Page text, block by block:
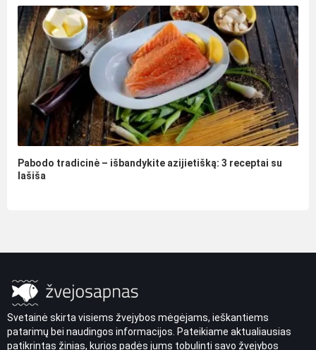
Pabodo tradicinė – išbandykite azijietišką: 3 receptai su
lašiša
Svetainė skirta visiems žvejybos mėgėjams, ieškantiems
patarimų bei naudingos informacijos. Pateikiame aktualiausias
patikrintas žinias, kurios padės jums tobulinti savo žvejybos